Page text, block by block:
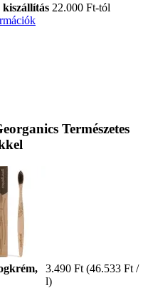
22.000 Ft-tól
Természetes
3.490 Ft (46.533 Ft /
l)